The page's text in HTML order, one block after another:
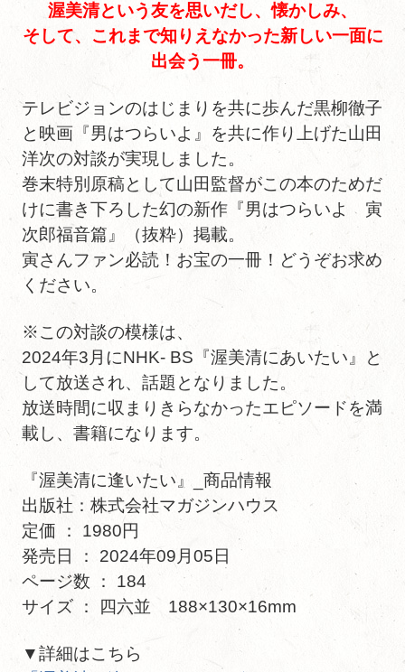
渥美清という友を思いだし、懐かしみ、
そして、これまで知りえなかった新しい一面に
出会う一冊。
テレビジョンのはじまりを共に歩んだ黒柳徹子
と映画『男はつらいよ』を共に作り上げた山田
洋次の対談が実現しました。
巻末特別原稿として山田監督がこの本のためだ
けに書き下ろした幻の新作『男はつらいよ 寅
次郎福音篇』（抜粋）掲載。
寅さんファン必読！お宝の一冊！どうぞお求め
ください。
※この対談の模様は、
2024年3月にNHK- BS『渥美清にあいたい』と
して放送され、話題となりました。
放送時間に収まりきらなかったエピソードを満
載し、書籍になります。
『渥美清に逢いたい』_商品情報
出版社：株式会社マガジンハウス
定価 ： 1980円
発売日 ： 2024年09月05日
ページ数 ： 184
サイズ ： 四六並 188×130×16mm
▼詳細はこちら